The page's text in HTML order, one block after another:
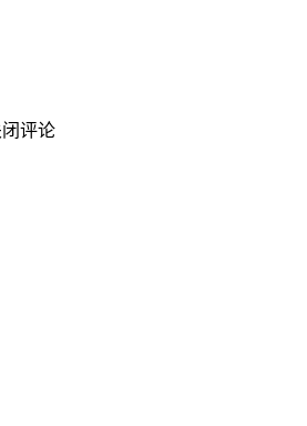
评论